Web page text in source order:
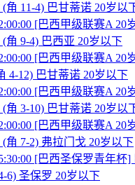
(角 11-4) 巴甘蒂诺 20岁以
[巴西甲级联赛A 20
(角 9-4) 巴西亚 20岁以下
[巴西甲级联赛A 20
4-12) 巴甘蒂诺 20岁以下
[巴西甲级联赛A 20
(角 3-10) 巴甘蒂诺 20岁以
[巴西甲级联赛A 20
(角 7-2) 弗拉门戈 20岁以下
[巴西圣保罗青年杯]
6) 圣保罗 20岁以下